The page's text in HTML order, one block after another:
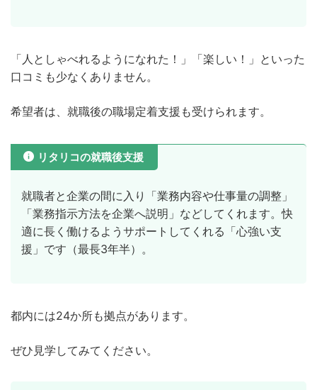
「人としゃべれるようになれた！」「楽しい！」といった
口コミも少なくありません。
希望者は、就職後の職場定着支援も受けられます。
リタリコの就職後支援
就職者と企業の間に入り「業務内容や仕事量の調整」
「業務指示方法を企業へ説明」などしてくれます。快
適に長く働けるようサポートしてくれる「心強い支
援」です（最長3年半）。
都内には24か所も拠点があります。
ぜひ見学してみてください。